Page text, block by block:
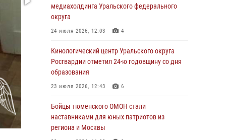
06 августа 2026, 04:41 3
Росгвардейцы в Тюменской области почтили
Яковлева
05 августа 2026, 11:03 4
В Тюмени офицер Росгвардии в радиоэфире
владения оружием
05 августа 2026, 09:56 2
Военнослужащие Росгвардии сбили дрон-
медиахолдинга Уральского федерального
округа
24 июля 2026, 12:03 4
Кинологический центр Уральского округа
Росгвардии отметил 24-ю годовщину со дня
образования
23 июля 2026, 12:43 6
Бойцы тюменского ОМОН стали
наставниками для юных патриотов из
региона и Москвы